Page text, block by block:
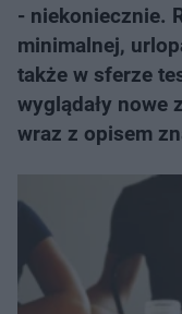
- niekoniecznie.
minimalnej,
także w sferze
wyglądały nowe
wraz z opisem